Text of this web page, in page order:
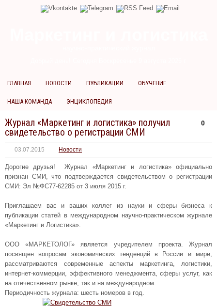
ГЛАВНАЯ НОВОСТИ ПУБЛИКАЦИИ ОБУЧЕНИЕ
НАША КОМАНДА ЭНЦИКЛОПЕДИЯ
0
Журнал «Маркетинг и логистика» получил
свидетельство о регистрации СМИ
03.07.2015 Новости
Дорогие друзья! Журнал «Маркетинг и логистика» официально
признан СМИ, что подтверждается свидетельством о регистрации
СМИ: Эл №ФС77-62285 от 3 июля 2015 г.
Приглашаем вас и ваших коллег из науки и сферы бизнеса к
публикации статей в международном научно-практическом журнале
«Маркетинг и Логистика».
ООО «МАРКЕТОЛОГ» является учредителем проекта. Журнал
посвящен вопросам экономических тенденций в России и мире,
рассматриваются современные аспекты маркетинга, логистики,
интернет-коммерции, эффективного менеджмента, сферы услуг, как
на отечественном рынке, так и на международном.
Периодичность журнала: шесть номеров в год.